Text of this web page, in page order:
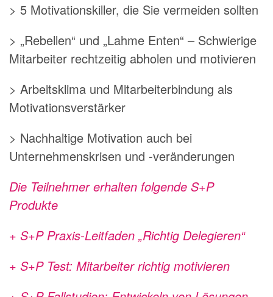
> 5 Motivationskiller, die Sie vermeiden sollten
> „Rebellen“ und „Lahme Enten“ – Schwierige
Mitarbeiter rechtzeitig abholen und motivieren
> Arbeitsklima und Mitarbeiterbindung als
Motivationsverstärker
> Nachhaltige Motivation auch bei
Unternehmenskrisen und -veränderungen
Die Teilnehmer erhalten folgende S+P
Produkte
+ S+P Praxis-Leitfaden „Richtig Delegieren“
+ S+P Test: Mitarbeiter richtig motivieren